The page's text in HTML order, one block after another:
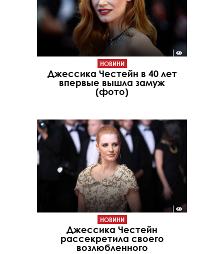
НОВИНИ
Джессика Честейн в 40 лет
впервые вышла замуж
(фото)
НОВИНИ
Джессика Честейн
рассекретила своего
возлюбленного